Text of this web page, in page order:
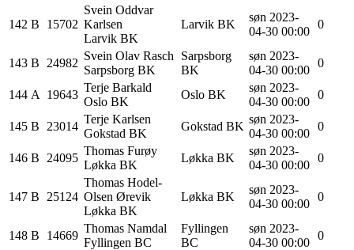
142 B 15702
Svein Oddvar
Karlsen
Larvik BK
Larvik BK
søn 2023-
04-30 00:00
0
143 B 24982
Svein Olav Rasch
Sarpsborg BK
Sarpsborg
BK
søn 2023-
04-30 00:00
0
144 A 19643
Terje Barkald
Oslo BK
Oslo BK
søn 2023-
04-30 00:00
0
145 B 23014
Terje Karlsen
Gokstad BK
Gokstad BK
søn 2023-
04-30 00:00
0
146 B 24095
Thomas Furøy
Løkka BK
Løkka BK
søn 2023-
04-30 00:00
0
147 B 25124
Thomas Hodel-
Olsen Ørevik
Løkka BK
Løkka BK
søn 2023-
04-30 00:00
0
148 B 14669
Thomas Namdal
Fyllingen BC
Fyllingen
BC
søn 2023-
04-30 00:00
0